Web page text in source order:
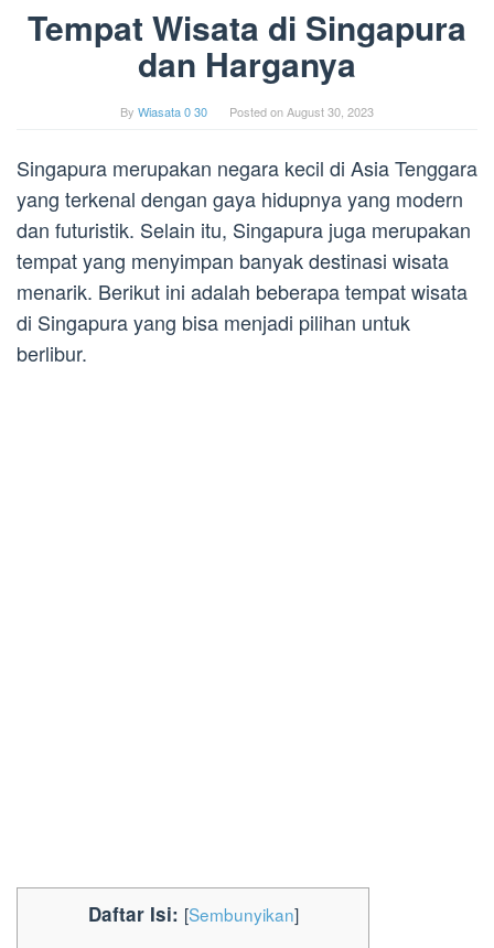
Tempat Wisata di Singapura
dan Harganya
By Wiasata 0 30 Posted onAugust 30, 2023
Singapura merupakan negara kecil di Asia Tenggara
yang terkenal dengan gaya hidupnya yang modern
dan futuristik. Selain itu, Singapura juga merupakan
tempat yang menyimpan banyak destinasi wisata
menarik. Berikut ini adalah beberapa tempat wisata
di Singapura yang bisa menjadi pilihan untuk
berlibur.
Daftar Isi: [Sembunyikan]